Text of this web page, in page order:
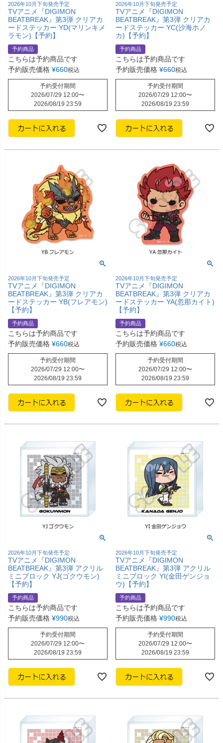
2026年10月下旬発売予定
TVアニメ『DIGIMON
BEATBREAK』第3弾 クリアカ
ードステッカー YD(マリンキメ
ラモン)【予約】
予約商品
こちらは予約商品です
予約販売価格 ¥660税込
予約受付期間
2026/07/29 12:00〜
2026/08/19 23:59
2026年10月下旬発売予定
TVアニメ『DIGIMON
BEATBREAK』第3弾 クリアカ
ードステッカー YC(沙海ホノ
カ)【予約】
予約商品
こちらは予約商品です
予約販売価格 ¥660税込
予約受付期間
2026/07/29 12:00〜
2026/08/19 23:59
2026年10月下旬発売予定
TVアニメ『DIGIMON
BEATBREAK』第3弾 クリアカ
ードステッカー YB(フレアモン)
【予約】
予約商品
こちらは予約商品です
予約販売価格 ¥660税込
予約受付期間
2026/07/29 12:00〜
2026/08/19 23:59
2026年10月下旬発売予定
TVアニメ『DIGIMON
BEATBREAK』第3弾 クリアカ
ードステッカー YA(忽那カイト)
【予約】
予約商品
こちらは予約商品です
予約販売価格 ¥660税込
予約受付期間
2026/07/29 12:00〜
2026/08/19 23:59
2026年10月下旬発売予定
TVアニメ『DIGIMON
BEATBREAK』第3弾 アクリル
ミニブロック YJ(ゴクウモン)
【予約】
予約商品
こちらは予約商品です
予約販売価格 ¥990税込
予約受付期間
2026/07/29 12:00〜
2026/08/19 23:59
2026年10月下旬発売予定
TVアニメ『DIGIMON
BEATBREAK』第3弾 アクリル
ミニブロック YI(金田ゲンジョ
ウ)【予約】
予約商品
こちらは予約商品です
予約販売価格 ¥990税込
予約受付期間
2026/07/29 12:00〜
2026/08/19 23:59